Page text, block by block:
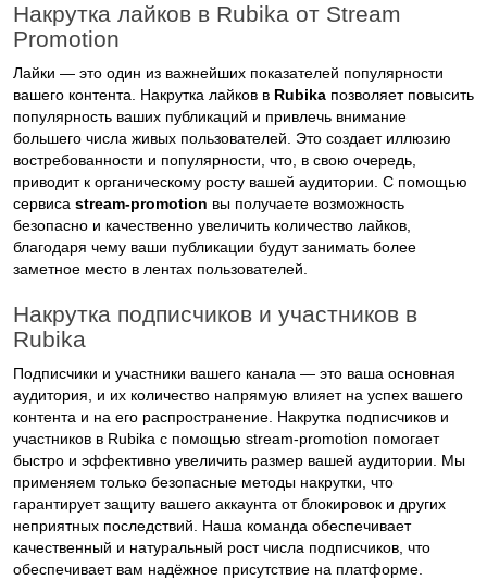
Накрутка лайков в Rubika от Stream
Promotion
Лайки — это один из важнейших показателей популярности
вашего контента. Накрутка лайков в Rubika позволяет повысить
популярность ваших публикаций и привлечь внимание
большего числа живых пользователей. Это создает иллюзию
востребованности и популярности, что, в свою очередь,
приводит к органическому росту вашей аудитории. С помощью
сервиса stream-promotion вы получаете возможность
безопасно и качественно увеличить количество лайков,
благодаря чему ваши публикации будут занимать более
заметное место в лентах пользователей.
Накрутка подписчиков и участников в
Rubika
Подписчики и участники вашего канала — это ваша основная
аудитория, и их количество напрямую влияет на успех вашего
контента и на его распространение. Накрутка подписчиков и
участников в Rubika с помощью stream-promotion помогает
быстро и эффективно увеличить размер вашей аудитории. Мы
применяем только безопасные методы накрутки, что
гарантирует защиту вашего аккаунта от блокировок и других
неприятных последствий. Наша команда обеспечивает
качественный и натуральный рост числа подписчиков, что
обеспечивает вам надёжное присутствие на платформе.